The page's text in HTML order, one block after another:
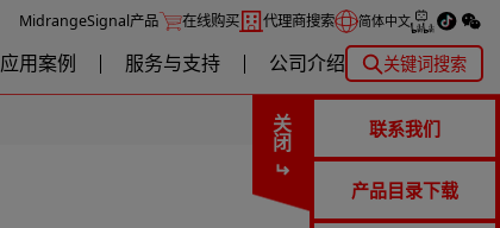
MidrangeSignal产品 在线购买 代理商搜索 简体中文
应用案例 服务与支持 公司介绍 关键词搜索
关闭 联系我们
产品目录下载